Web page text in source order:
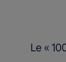
Le «